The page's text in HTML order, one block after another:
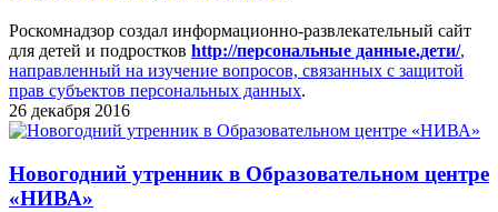
Роскомнадзор создал информационно-развлекательный сайт
для детей и подростков http://персональные данные.дети/,
направленный на изучение вопросов, связанных с защитой
прав субъектов персональных данных.
26 декабря 2016
Новогодний утренник в Образовательном центре
«НИВА»